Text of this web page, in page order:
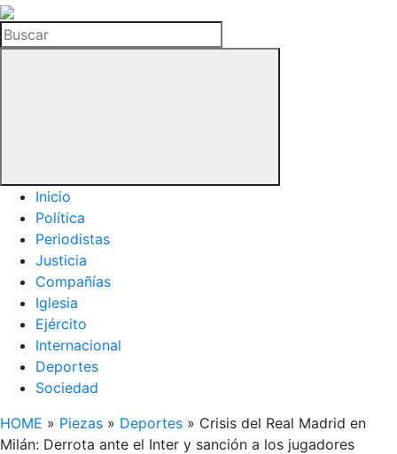
La
Hemeroteca
del
Buscar
Inicio
Política
Periodistas
Justicia
Compañías
Iglesia
Ejército
Internacional
Deportes
Sociedad
HOME » Piezas » Deportes » Crisis del Real Madrid en
Milán: Derrota ante el Inter y sanción a los jugadores